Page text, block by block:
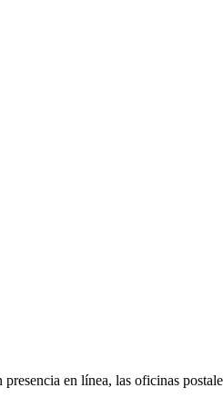
en línea, las oficinas